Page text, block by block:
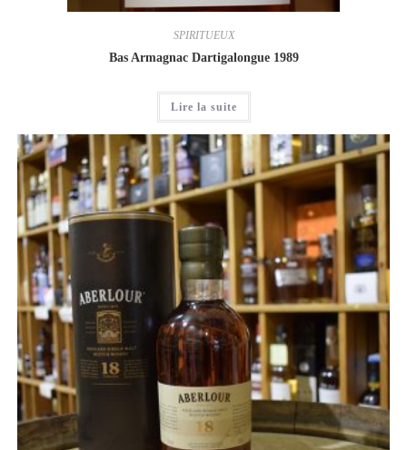
SPIRITUEUX
Bas Armagnac Dartigalongue 1989
Lire la suite